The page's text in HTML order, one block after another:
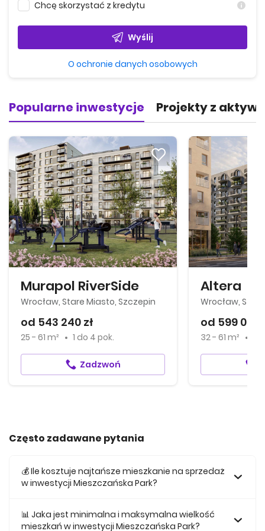
Chcę skorzystać z kredytu
Wyślij
O ochronie danych osobowych
Popularne inwestycje Projekty z
Murapol RiverSide
Wrocław, Stare Miasto, Szczepin
od 543 240 zł
25 - 61 m² 1 do 4 pok.
Zadzwoń
Altera
Wrocław,
od 599 000
32 - 61 m²
Często zadawane pytania
💰 Ile kosztuje najtańsze mieszkanie na sprzedaż
w inwestycji Mieszczańska Park?
399 000 zł.
📊 Jaka jest minimalna i maksymalna wielkość
mieszkań w inwestycji Mieszczańska Park?